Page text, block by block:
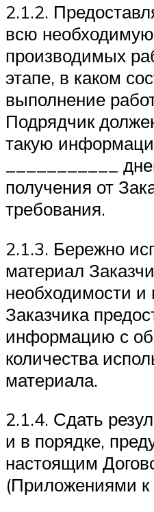
2.1.2.
всю
производимых
этапе, в каком
выполнение
Подрядчик
такую
___________
получения от
требования.
2.1.3. Бережно
материал
необходимости и
Заказчика
информацию с
количества
материала.
2.1.4. Сдать
и в порядке,
настоящим
(Приложениями к